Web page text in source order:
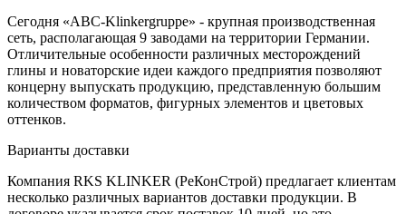
Сегодня «ABC-Klinkergruppe» - крупная производственная
сеть, располагающая 9 заводами на территории Германии.
Отличительные особенности различных месторождений
глины и новаторские идеи каждого предприятия позволяют
концерну выпускать продукцию, представленную большим
количеством форматов, фигурных элементов и цветовых
оттенков.
Варианты доставки
Компания RKS KLINKER (РеКонСтрой) предлагает клиентам
несколько различных вариантов доставки продукции. В